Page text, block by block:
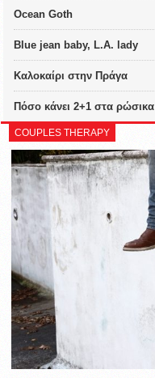
Ocean Goth
Blue jean baby, L.A. lady
Καλοκαίρι στην Πράγα
Πόσο κάνει 2+1 στα ρώσικα
COUPLES THERAPY